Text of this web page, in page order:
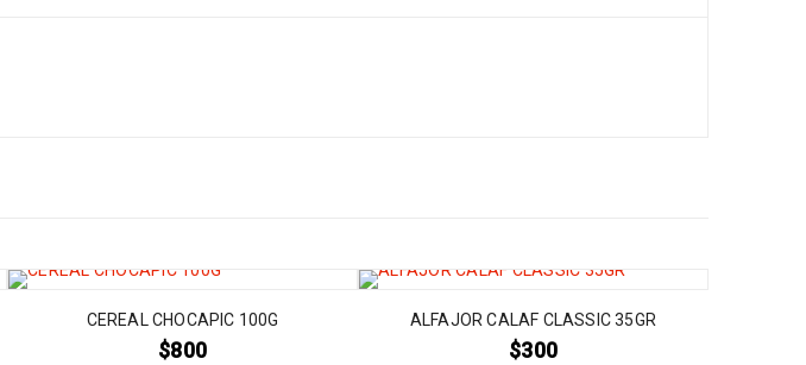
CEREAL CHOCAPIC 100G
$800
ALFAJOR CALAF CLASSIC 35GR
$300